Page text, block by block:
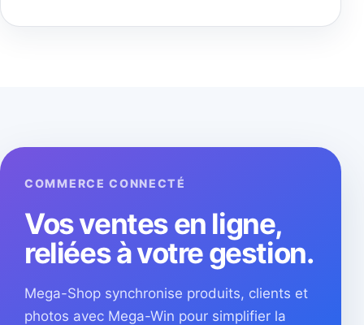
COMMERCE CONNECTÉ
Vos ventes en ligne,
reliées à votre gestion.
Mega-Shop synchronise produits, clients et
photos avec Mega-Win pour simplifier la